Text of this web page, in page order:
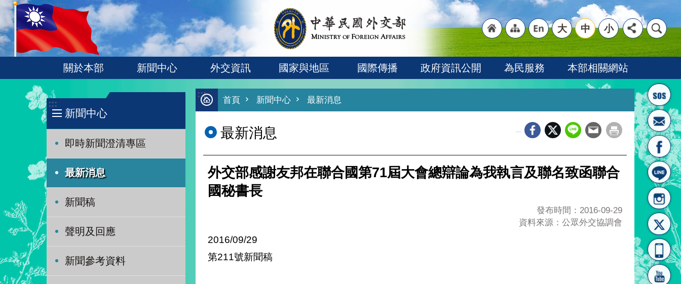
跳到主要內容區塊
:::
首頁
"網
站導
"英
文語
大 中 小
關於本部 新聞中心 外交資訊 國家與地區 國際傳播 政府資訊公開 為民服務 本部相關網站
:::
新聞中心
即時新聞澄清專區
最新消息
新聞稿
聲明及回應
新聞參考資料
:::
首頁 新聞中心 最新消息
最新消息
外交部感謝友邦在聯合國第71屆大會總辯論為我執言及聯名致函聯合
國秘書長
發布時間：2016-09-29
資料來源：公眾外交協調會
2016/09/29
第211號新聞稿